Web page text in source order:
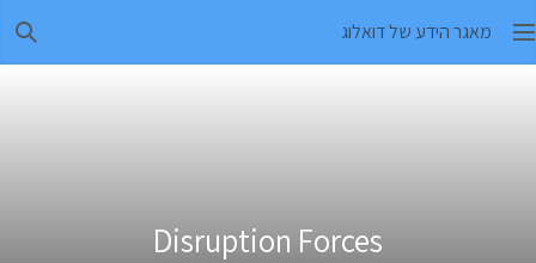
מאגר הידע של דואלוג
Disruption Forces